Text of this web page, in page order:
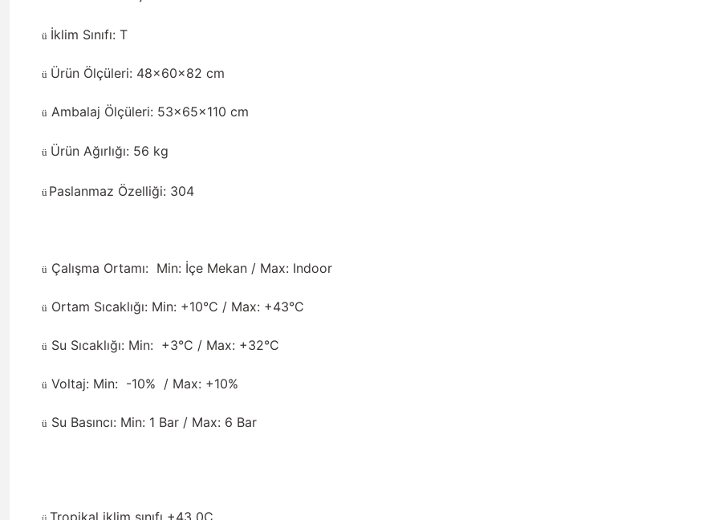
ü İklim Sınıfı: T
ü Ürün Ölçüleri: 48x60x82 cm
ü Ambalaj Ölçüleri: 53x65x110 cm
ü Ürün Ağırlığı: 56 kg
ü Paslanmaz Özelliği: 304
ü Çalışma Ortamı: Min: İçe Mekan / Max: Indoor
ü Ortam Sıcaklığı: Min: +10°C / Max: +43°C
ü Su Sıcaklığı: Min: +3°C / Max: +32°C
ü Voltaj: Min: -10% / Max: +10%
ü Su Basıncı: Min: 1 Bar / Max: 6 Bar
Tropikal iklim sınıfı +43 0C